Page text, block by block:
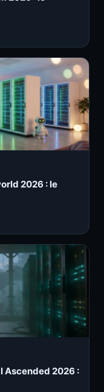
2026 : le
Ascended 2026 :